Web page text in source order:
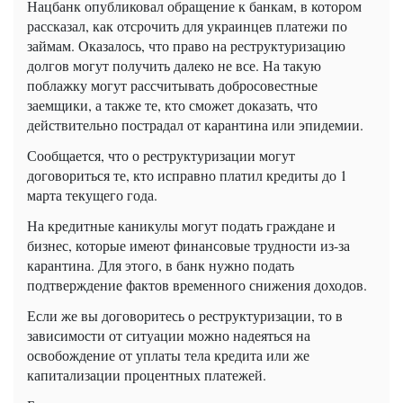
Нацбанк опубликовал обращение к банкам, в котором
рассказал, как отсрочить для украинцев платежи по
займам. Оказалось, что право на реструктуризацию
долгов могут получить далеко не все. На такую
поблажку могут рассчитывать добросовестные
заемщики, а также те, кто сможет доказать, что
действительно пострадал от карантина или эпидемии.
Сообщается, что о реструктуризации могут
договориться те, кто исправно платил кредиты до 1
марта текущего года.
На кредитные каникулы могут подать граждане и
бизнес, которые имеют финансовые трудности из-за
карантина. Для этого, в банк нужно подать
подтверждение фактов временного снижения доходов.
Если же вы договоритесь о реструктуризации, то в
зависимости от ситуации можно надеяться на
освобождение от уплаты тела кредита или же
капитализации процентных платежей.